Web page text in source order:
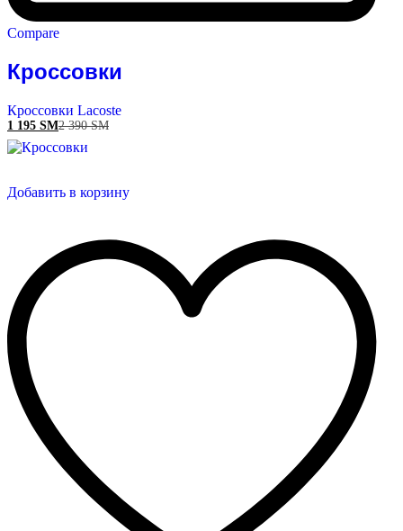
Compare
Кроссовки
Кроссовки Lacoste
1 195 ЅМ2 390ЅМ
Добавить в корзину